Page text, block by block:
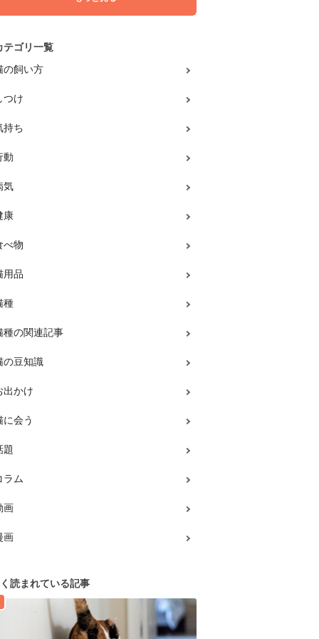
テゴリ一覧
の飼い方
つけ
持ち
動
気
康
べ物
用品
種
種の関連記事
の豆知識
出かけ
に会う
題
ラム
画
画
読まれている記事